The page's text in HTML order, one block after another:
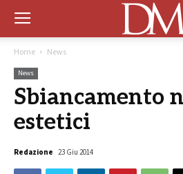
Home News
News
Sbiancamento
estetici
Redazione 23 Giu 2014